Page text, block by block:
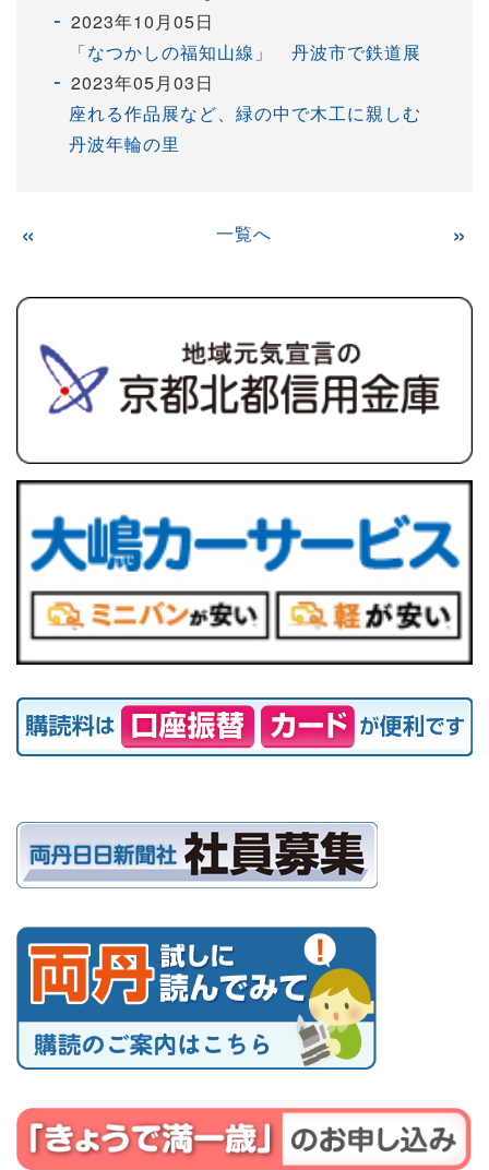
2023年10月05日
「なつかしの福知山線」 丹波市で鉄道展
2023年05月03日
座れる作品展など、緑の中で木工に親しむ
丹波年輪の里
« 一覧へ